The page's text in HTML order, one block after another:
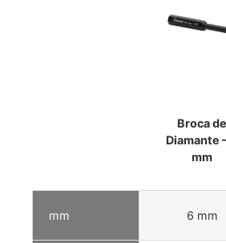
Broca de
Diamante
mm
mm 6 mm